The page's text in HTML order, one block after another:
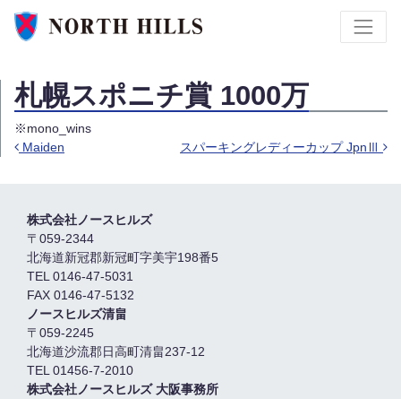
札幌スポニチ賞 1000万
※mono_wins
Maiden スパーキングレディーカップ JpnⅢ
株式会社ノースヒルズ
〒059-2344
北海道新冠郡新冠町字美宇198番5
TEL 0146-47-5031
FAX 0146-47-5132
ノースヒルズ清畠
〒059-2245
北海道沙流郡日高町清畠237-12
TEL 01456-7-2010
株式会社ノースヒルズ 大阪事務所